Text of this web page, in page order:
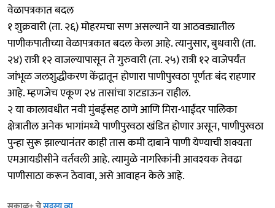
वेळापत्रकात बदल
१ शुक्रवारी (ता. २६) मोहरमचा सण असल्याने या आठवड्यातील
पाणीकपातीच्या वेळापत्रकात बदल केला आहे. त्यानुसार, बुधवारी (ता.
२४) रात्री १२ वाजल्यापासून ते गुरुवारी (ता. २५) रात्री १२ वाजेपर्यंत
जांभूळ जलशुद्धीकरण केंद्रातून होणारा पाणीपुरवठा पूर्णतः बंद राहणार
आहे. म्हणजेच एकूण २४ तासांचा शटडाऊन राहील.
२ या कालावधीत नवी मुंबईसह ठाणे आणि मिरा-भाईंदर पालिका
क्षेत्रातील अनेक भागांमध्ये पाणीपुरवठा खंडित होणार असून, पाणीपुरवठा
पुन्हा सुरू झाल्यानंतर काही तास कमी दाबाने पाणी येण्याची शक्यता
एमआयडीसीने वर्तवली आहे. त्यामुळे नागरिकांनी आवश्यक तेवढा
पाणीसाठा करून ठेवावा, असे आवाहन केले आहे.